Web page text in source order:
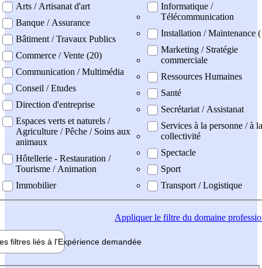
Arts / Artisanat d'art
Banque / Assurance
Bâtiment / Travaux Publics
Commerce / Vente (20)
Communication / Multimédia
Conseil / Etudes
Direction d'entreprise
Espaces verts et naturels /
Agriculture / Pêche / Soins aux
animaux
Hôtellerie - Restauration /
Tourisme / Animation
Immobilier
Informatique /
Télécommunication
Installation / Maintenance
Marketing / Stratégie
commerciale
Ressources Humaines
Santé
Secrétariat / Assistanat
Services à la personne / à la
collectivité
Spectacle
Sport
Transport / Logistique
Appliquerle filtre du domaine
filtres liés à l'Expérience demandée